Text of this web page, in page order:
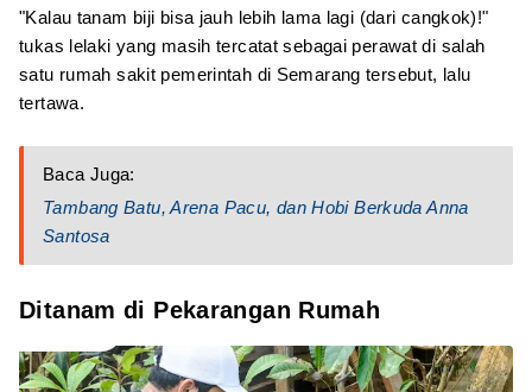
"Kalau tanam biji bisa jauh lebih lama lagi (dari cangkok)!"
tukas lelaki yang masih tercatat sebagai perawat di salah
satu rumah sakit pemerintah di Semarang tersebut, lalu
tertawa.
Baca Juga:
Tambang Batu, Arena Pacu, dan Hobi Berkuda Anna
Santosa
Ditanam di Pekarangan Rumah